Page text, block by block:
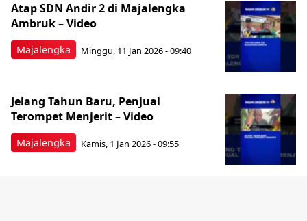
Majalengka
Atap SDN Andir 2 di Majalengka
Ambruk – Video
Minggu, 11 Jan 2026 - 09:40
Majalengka
Jelang Tahun Baru, Penjual
Terompet Menjerit – Video
Kamis, 1 Jan 2026 - 09:55